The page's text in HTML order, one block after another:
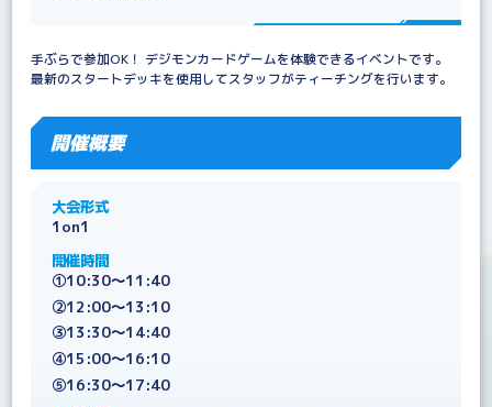
手ぶらで参加OK！ デジモンカードゲームを体験できるイベントです。
最新のスタートデッキを使用してスタッフがティーチングを行います。
開催概要
大会形式
1on1
開催時間
①10:30～11:40
②12:00～13:10
③13:30～14:40
④15:00～16:10
⑤16:30～17:40